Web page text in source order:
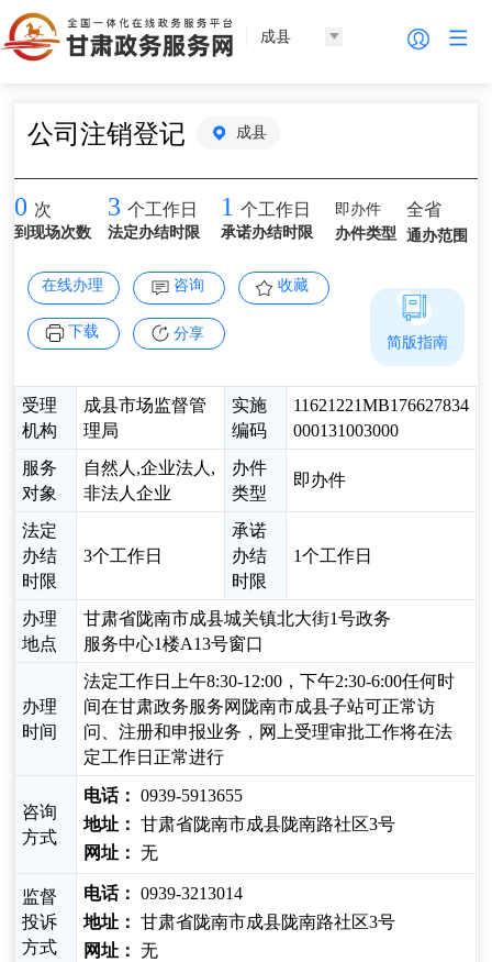
成县
公司注销登记 成县
0 次
到现场次数
3 个工作日
法定办结时限
1 个工作日
承诺办结时限
即办件
办件类型
全省
通办范围
在线办理 咨询 收藏
下载 分享
受理
机构
成县市场监督管
理局
实施
编码
11621221MB176627834
000131003000
服务
对象
自然人,企业法人,
非法人企业
办件
类型
即办件
法定
办结
时限
3个工作日
承诺
办结
时限
1个工作日
办理
地点
甘肃省陇南市成县城关镇北大街1号政务
服务中心1楼A13号窗口
办理
时间
法定工作日上午8:30-12:00，下午2:30-6:00任何时
间在甘肃政务服务网陇南市成县子站可正常访
问、注册和申报业务，网上受理审批工作将在法
定工作日正常进行
咨询
方式
电话： 0939-5913655
地址： 甘肃省陇南市成县陇南路社区3号
网址： 无
监督
投诉
方式
电话： 0939-3213014
地址： 甘肃省陇南市成县陇南路社区3号
网址： 无
简版指南